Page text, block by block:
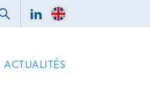
ACTUALITÉS